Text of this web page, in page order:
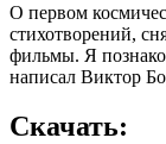
О первом
стихотворений,
фильмы. Я
написал Виктор
Скачать: